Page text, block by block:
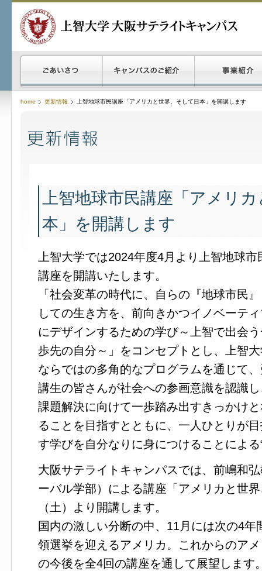
home 更新情報 上智地球市民講座「アメリカと世界、そして日本」を開講します
上智地球市民講座「アメリ
本」を開講します
上智大学では2024年度4月より上智地球市
講座を開講いたします。
「社会変革の時代に、自らの『地球市民
しての生き方を、前向きかつイノベーテ
にデザインするための学び～上智で出会
歩先の自分～」をコンセプトとし、上智
ならではの多角的なプログラムを通じて
講生の皆さんが社会への参画意識を認識
課題解決に向けて一歩踏み出すきっかけ
ることを目指すとともに、一人ひとりが
す学びを自分なりに身につけることによ
大阪サテライトキャンパスでは、前嶋和
ーバル学部）による講座「アメリカと世
（土）より開講します。
国内の激しい分断の中、11月には次の4
領選挙を迎えるアメリカ。これからのア
の今後を全4回の講座を通して展望します